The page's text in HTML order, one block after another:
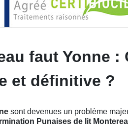
faut Yonne :
et définitive ?
sont devenues un problème
Punaises de lit